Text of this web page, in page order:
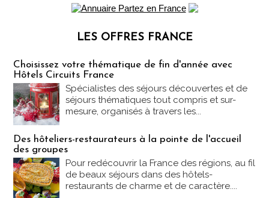
LES OFFRES FRANCE
Choisissez votre thématique de fin d'année avec
Hôtels Circuits France
Spécialistes des séjours découvertes et de
séjours thématiques tout compris et sur-
mesure, organisés à travers les...
Des hôteliers-restaurateurs à la pointe de l'accueil
des groupes
Pour redécouvrir la France des régions, au fil
de beaux séjours dans des hôtels-
restaurants de charme et de caractère....